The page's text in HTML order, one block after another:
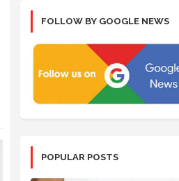
FOLLOW BY GOOGLE NEWS
POPULAR POSTS